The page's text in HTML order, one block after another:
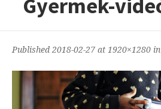
Gyermek-
Published 2018-02-27 at 1920×1280 in